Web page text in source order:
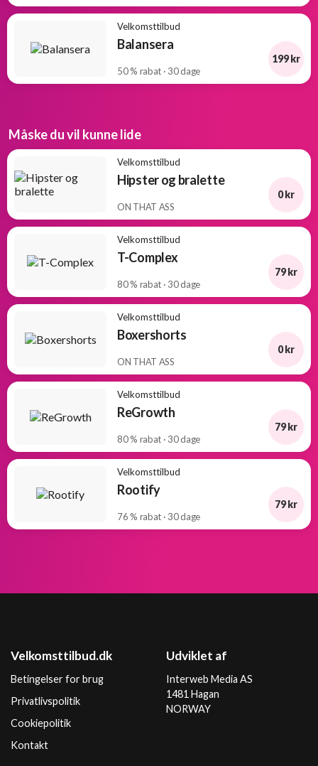
Velkomsttilbud
Balansera
50 % rabat · 30 dage
199 kr
Måske du vil kunne lide
Velkomsttilbud
Hipster og bralette
ON THAT ASS
0 kr
Velkomsttilbud
T-Complex
80 % rabat · 30 dage
79 kr
Velkomsttilbud
Boxershorts
ON THAT ASS
0 kr
Velkomsttilbud
ReGrowth
80 % rabat · 30 dage
79 kr
Velkomsttilbud
Rootify
76 % rabat · 30 dage
79 kr
Velkomsttilbud.dk
Betingelser for brug
Privatlivspolitik
Cookiepolitik
Kontakt
Udviklet af
Interweb Media AS
1481 Hagan
NORWAY